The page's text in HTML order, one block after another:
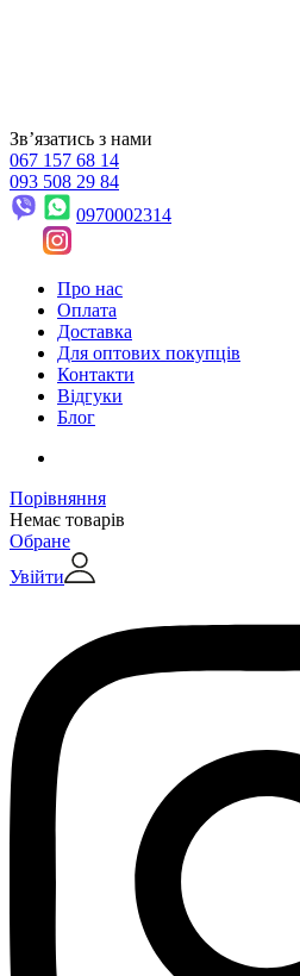
Звʼязатись з нами
067 157 68 14
093 508 29 84
0970002314
Про нас
Оплата
Доставка
Для оптових покупців
Контакти
Відгуки
Блог
Порівняння
Немає товарів
Обране
Увійти